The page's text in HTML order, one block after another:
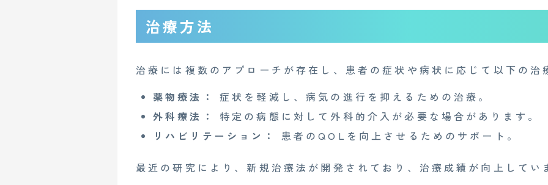
治療方法
治療には複数のアプローチが存在し、患者の症状や病状に応じて以下の治
薬物療法：
症状を軽減し、病気の進行を抑えるための治療。
外科療法：
特定の病態に対して外科的介入が必要な場合があります。
リハビリテーション：
患者のQOLを向上させるためのサポート。
最近の研究により、新規治療法が開発されており、治療成績が向上してい
Mente for Biz [メンテ]
Copyright© 2023 Medi Face, Ltd. All Right Reserved.